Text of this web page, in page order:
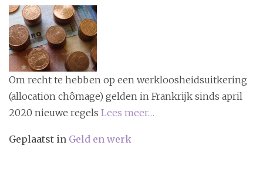
Om recht te hebben op een werkloosheidsuitkering
(allocation chômage) gelden in Frankrijk sinds april
2020 nieuwe regels Lees meer…
Geplaatst in Geld en werk